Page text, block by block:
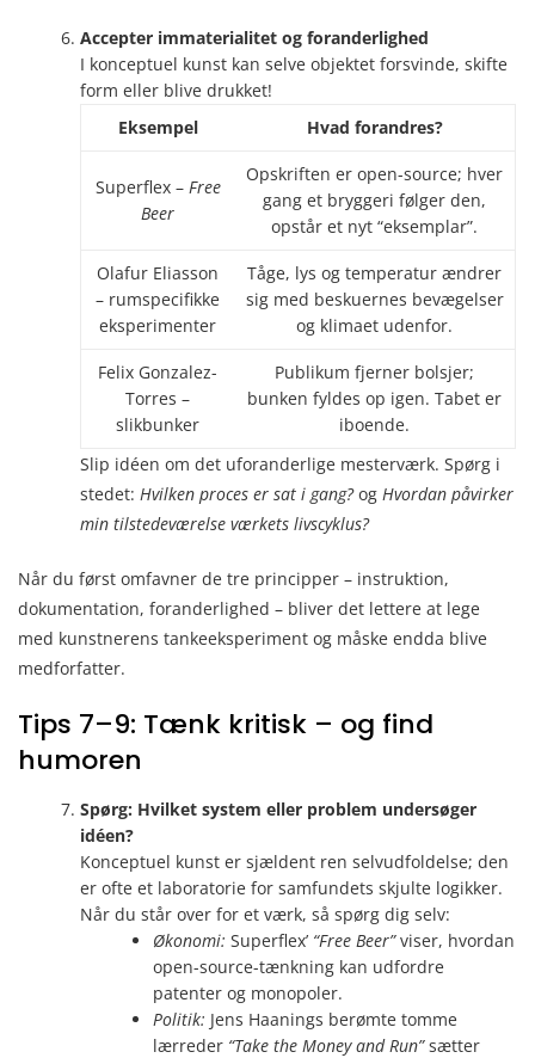
Accepter immaterialitet og foranderlighed
I konceptuel kunst kan selve objektet forsvinde, skifte
form eller blive drukket!
Eksempel
Hvad forandres?
Superflex – Free
Beer
Opskriften er open-source; hver
gang et bryggeri følger den,
opstår et nyt “eksemplar”.
Olafur Eliasson
– rumspecifikke
eksperimenter
Tåge, lys og temperatur ændrer
sig med beskuernes bevægelser
og klimaet udenfor.
Felix Gonzalez-
Torres –
slikbunker
Publikum fjerner bolsjer;
bunken fyldes op igen. Tabet er
iboende.
Slip idéen om det uforanderlige mesterværk. Spørg i
stedet:Hvilken proces er sat i gang?ogHvordan påvirker
min tilstedeværelse værkets livscyklus?
Når du først omfavner de tre principper – instruktion,
dokumentation, foranderlighed – bliver det lettere at lege
med kunstnerens tankeeksperiment og måske endda blive
medforfatter.
Tips 7–9: Tænk kritisk – og find
humoren
Spørg: Hvilket system eller problem undersøger
idéen?
Konceptuel kunst er sjældent ren selvudfoldelse; den
er ofte et laboratorie for samfundets skjulte logikker.
Når du står over for et værk, så spørg dig selv:
Økonomi: Superflex’ “Free Beer”viser, hvordan
open-source-tænkning kan udfordre
patenter og monopoler.
Politik: Jens Haanings berømte tomme
lærreder “Take the Money and Run”sætter